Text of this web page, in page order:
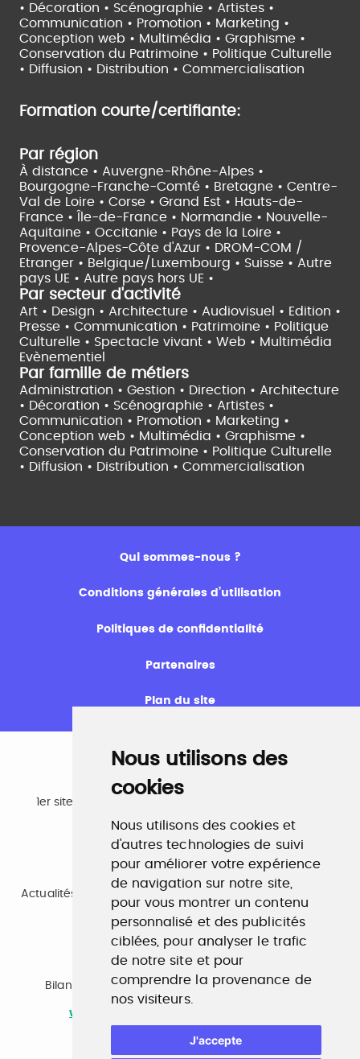
Nous utilisons des
cookies
Nous utilisons des cookies et
d'autres technologies de suivi
pour améliorer votre expérience
de navigation sur notre site,
pour vous montrer un contenu
personnalisé et des publicités
ciblées, pour analyser le trafic
de notre site et pour
comprendre la provenance de
nos visiteurs.
J'accepte
• Décoration • Scénographie • Artistes •
Communication • Promotion • Marketing •
Conception web • Multimédia • Graphisme •
Conservation du Patrimoine • Politique Culturelle
• Diffusion • Distribution • Commercialisation
Formation courte/certifiante:
Par région
À distance • Auvergne-Rhône-Alpes •
Bourgogne-Franche-Comté • Bretagne • Centre-
Val de Loire • Corse • Grand Est • Hauts-de-
France •
Île-de-France • Normandie • Nouvelle-
Aquitaine • Occitanie • Pays de la Loire •
Provence-Alpes-Côte d'Azur • DROM-COM /
Etranger • Belgique/Luxembourg • Suisse • Autre
pays UE • Autre pays hors UE •
Par secteur d'activité
Art • Design • Architecture • Audiovisuel • Edition •
Presse • Communication • Patrimoine • Politique
Culturelle • Spectacle vivant • Web • Multimédia
Evènementiel
Par famille de métiers
Administration • Gestion • Direction • Architecture
• Décoration • Scénographie • Artistes •
Communication • Promotion • Marketing •
Conception web • Multimédia • Graphisme •
Conservation du Patrimoine • Politique Culturelle
• Diffusion • Distribution • Commercialisation
Qui sommes-nous ?
Conditions générales d’utilisation
Politiques de confidentialité
Partenaires
Plan du site
Emploi
1er site emploi du secteur culturel 784.000 visites et
www.profilculture.com
Formation
Actualités, guide et annuaire des formations aux métiers
de la culture.
www.profilculture-formation.com
Accompagnement professionnel
Bilan de compétences, coaching, techniques de
recherche d'emploi, entretien conseil.
www.profilculture-competences.com